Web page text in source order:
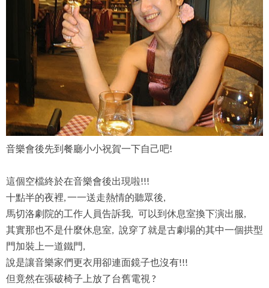
音樂會後先到餐廳小小祝賀一下自己吧!
這個空檔終於在音樂會後出現啦!!!
十點半的夜裡, 一一送走熱情的聽眾後,
馬切洛劇院的工作人員告訴我, 可以到休息室換下演出服,
其實那也不是什麼休息室, 說穿了就是古劇場的其中一個拱型
門加裝上一道鐵門,
說是讓音樂家們更衣用卻連面鏡子也沒有!!!
但竟然在張破椅子上放了台舊電視 ?